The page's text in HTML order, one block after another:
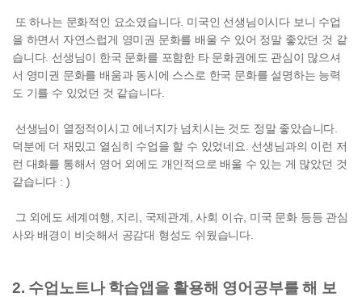
또 하나는 문화적인 요소였습니다. 미국인 선생님이시다 보니 수업
을 하면서 자연스럽게 영미권 문화를 배울 수 있어 정말 좋았던 것 같
습니다. 선생님이 한국 문화를 포함한 타 문화권에도 관심이 많으셔
서 영미권 문화를 배움과 동시에 스스로 한국 문화를 설명하는 능력
도 기를 수 있었던 것 같습니다.
선생님이 열정적이시고 에너지가 넘치시는 것도 정말 좋았습니다.
덕분에 더 재밌고 열심히 수업을 할 수 있었네요. 선생님과의 이런 저
런 대화를 통해서 영어 외에도 개인적으로 배울 수 있는 게 많았던 것
같습니다 : )
그 외에도 세계여행, 지리, 국제관계, 사회 이슈, 미국 문화 등등 관심
사와 배경이 비슷해서 공감대 형성도 쉬웠습니다.
2. 수업노트나 학습앱을 활용해 영어공부를 해 보